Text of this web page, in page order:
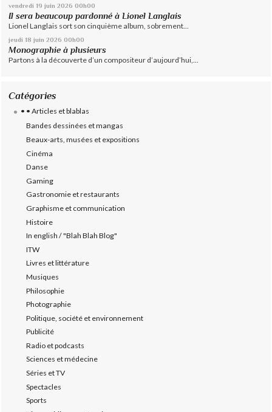
vendredi 19 juin 2026 00h00
Il sera beaucoup pardonné à Lionel Langlais
Lionel Langlais sort son cinquième album, sobrement...
jeudi 18 juin 2026 00h00
Monographie à plusieurs
Partons à la découverte d’un compositeur d’aujourd’hui,...
Catégories
• • Articles et blablas
Bandes dessinées et mangas
Beaux-arts, musées et expositions
Cinéma
Danse
Gaming
Gastronomie et restaurants
Graphisme et communication
Histoire
In english / "Blah Blah Blog"
ITW
Livres et littérature
Musiques
Philosophie
Photographie
Politique, société et environnement
Publicité
Radio et podcasts
Sciences et médecine
Séries et TV
Spectacles
Sports